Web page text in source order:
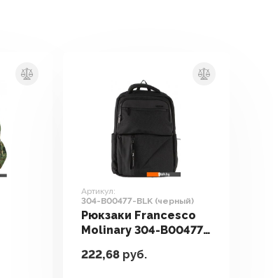
Артикул:
304-B00477-BLK (черный)
Рюкзаки Francesco
Molinary 304-B00477-
222,68 руб.